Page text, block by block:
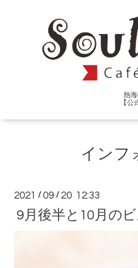
熱
【公
インフ
2021 /09 / 20 12:33
9月後半と10月の